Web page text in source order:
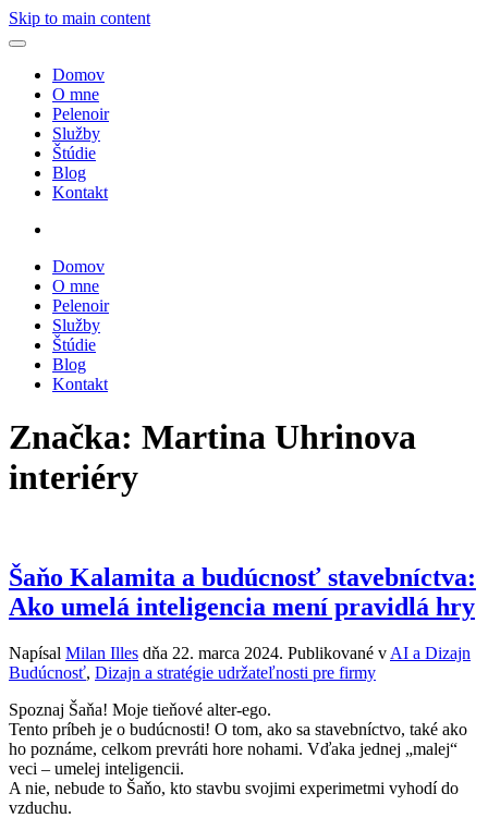
Skip to main content
Domov
O mne
Pelenoir
Služby
Štúdie
Blog
Kontakt
Domov
O mne
Pelenoir
Služby
Štúdie
Blog
Kontakt
Značka: Martina Uhrinova
interiéry
Šaňo Kalamita a budúcnosť stavebníctva:
Ako umelá inteligencia mení pravidlá hry
Napísal Milan Illes dňa 22. marca 2024. Publikované v AI a Dizajn
Budúcnosť, Dizajn a stratégie udržateľnosti pre firmy
Spoznaj Šaňa! Moje tieňové alter-ego.
Tento príbeh je o budúcnosti! O tom, ako sa stavebníctvo, také ako
ho poznáme, celkom prevráti hore nohami. Vďaka jednej „malej“
veci – umelej inteligencii.
A nie, nebude to Šaňo, kto stavbu svojimi experimetmi vyhodí do
vzduchu.